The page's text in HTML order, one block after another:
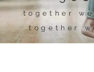
together we
together